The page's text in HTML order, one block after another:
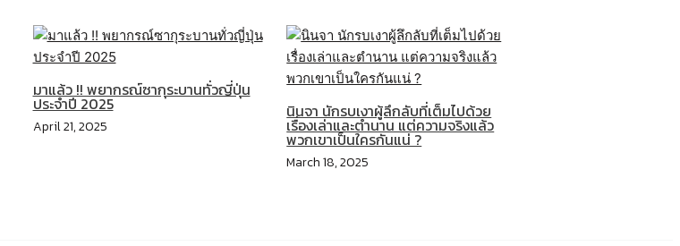
มาแล้ว !! พยากรณ์ซากุระบานทั่วญี่ปุ่น
ประจำปี 2025
April 21, 2025
นินจา นักรบเงาผู้ลึกลับที่เต็มไปด้วย
เรื่องเล่าและตำนาน แต่ความจริงแล้ว
พวกเขาเป็นใครกันแน่ ?
March 18, 2025